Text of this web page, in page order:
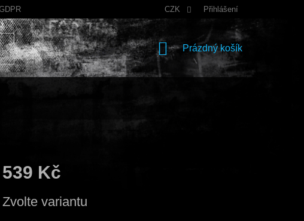
CZK Přihlášení
NÁKUPNÍ
KOŠÍK
Prázdný košík
539 Kč
cena:
Zvolte variantu